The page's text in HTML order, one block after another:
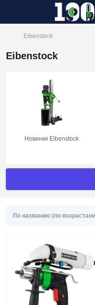
Eibenstock
Eibenstock
Новинки Eibenstock